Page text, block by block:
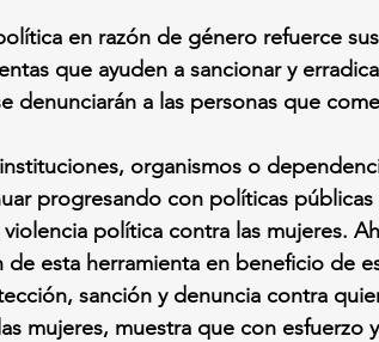
Investigaciones
en razón de género refuerce
que ayuden a sancionar y
denunciarán a las personas que
progresando con políticas
política contra las mujeres.
de esta herramienta en beneficio de
sanción y denuncia contra
mujeres, muestra que con esfuerzo